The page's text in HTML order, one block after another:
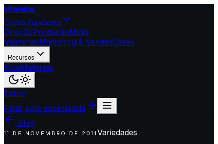
vitamina.
Como funciona
DireçãoProduçãoMídia
VitaminasMarketing & VendasCases
Recursos
BlogMateriais
Entrar
Falar com especialista
Blog
11 DE NOVEMBRO DE 2011 Variedades